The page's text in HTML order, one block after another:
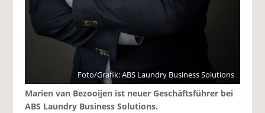
Foto/Grafik: ABS Laundry Business Solutions
Marien van Bezooijen ist neuer Geschäftsführer bei
ABS Laundry Business Solutions.